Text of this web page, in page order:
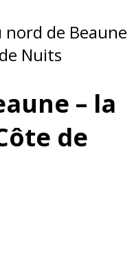
nord de Beaune
Nuits
– la
de